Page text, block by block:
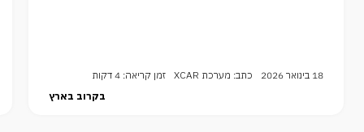
18 בינואר 2026 כתב: מערכת XCAR
זמן קריאה: 4 דקות
בקרוב בארץ